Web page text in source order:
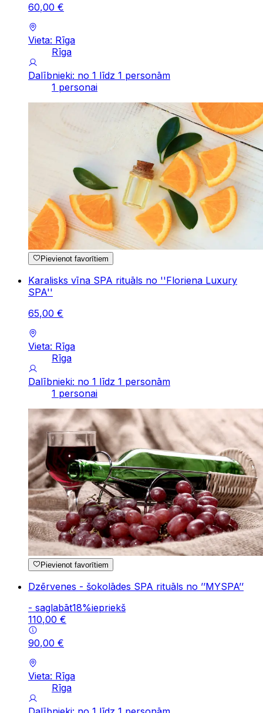
60,00 €
Vieta: Rīga
Rīga
Dalībnieki: no 1 līdz 1 personām
1 personai
Pievienot favorītiem
Karalisks vīna SPA rituāls no ''Floriena Luxury
SPA''
65,00 €
Vieta: Rīga
Rīga
Dalībnieki: no 1 līdz 1 personām
1 personai
Pievienot favorītiem
Dzērvenes - šokolādes SPA rituāls no ’’MYSPA’’
- saglabāt18%iepriekš
110,00 €
90,00 €
Vieta: Rīga
Rīga